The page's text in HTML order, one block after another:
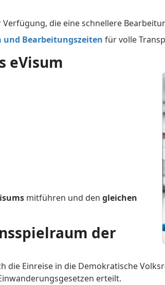
die eine schnellere
und Bearbeitungszeiten für volle
eVisum
mitführen und den gleichen
der
Einreise in die Demokratische
erteilt.